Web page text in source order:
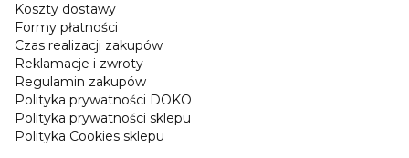
Koszty dostawy
Formy płatności
Czas realizacji zakupów
Reklamacje i zwroty
Regulamin zakupów
Polityka prywatności DOKO
Polityka prywatności sklepu
Polityka Cookies sklepu